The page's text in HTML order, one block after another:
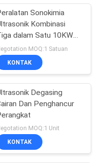
Sonokimia
Kombinasi
dalam Satu 10KW
TinggiMOQ:1 Satuan
KONTAK
Degasing
Dan Penghancur
MOQ:1 Unit
KONTAK